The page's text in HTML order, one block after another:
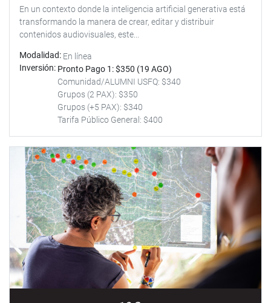
En un contexto donde la inteligencia artificial generativa está
transformando la manera de crear, editar y distribuir
contenidos audiovisuales, este...
Modalidad En línea
Inversión Pronto Pago 1: $350 (19 AGO)
Comunidad/ALUMNI USFQ: $340
Grupos (2 PAX): $350
Grupos (+5 PAX): $340
Tarifa Público General: $400